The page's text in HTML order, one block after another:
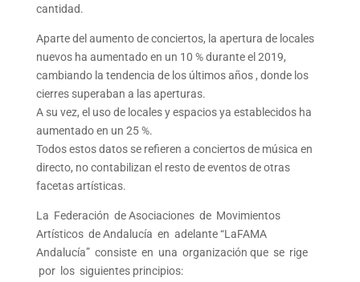
cantidad.
Aparte del aumento de conciertos, la apertura de locales
nuevos ha aumentado en un 10 % durante el 2019,
cambiando la tendencia de los últimos años , donde los
cierres superaban a las aperturas.
A su vez, el uso de locales y espacios ya establecidos ha
aumentado en un 25 %.
Todos estos datos se refieren a conciertos de música en
directo, no contabilizan el resto de eventos de otras
facetas artísticas.
La Federación de Asociaciones de Movimientos
Artísticos de Andalucía en adelante “LaFAMA
Andalucía” consiste en una organización que se rige
por los siguientes principios: